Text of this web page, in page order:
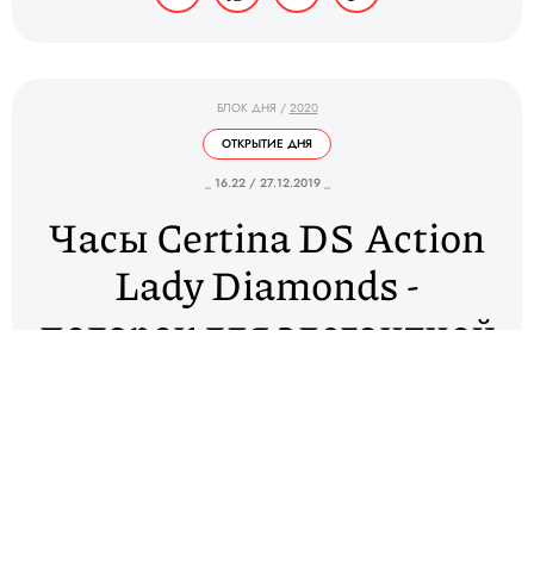
БЛОК ДНЯ / 2020
ОТКРЫТИЕ ДНЯ
_ 16.22 / 27.12.2019 _
Часы Certina DS Action
Lady Diamonds -
подарок для элегантной